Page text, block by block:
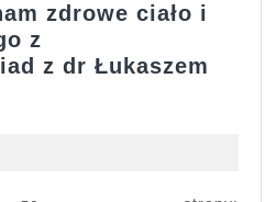
zdrowe ciało i
z
z dr Łukaszem